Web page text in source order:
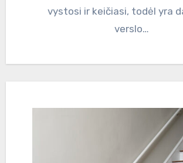
vystosi ir keičiasi, todėl yra
verslo…